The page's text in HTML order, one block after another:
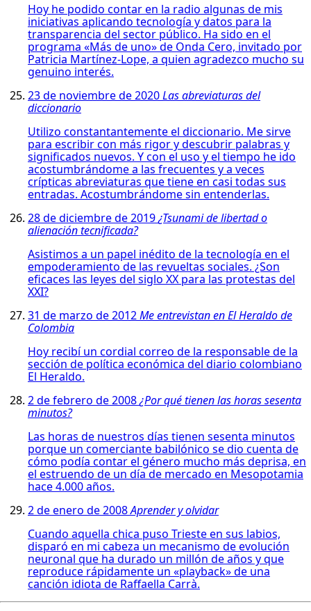
Hoy he podido contar en la radio algunas de mis
iniciativas aplicando tecnología y datos para la
transparencia del sector público. Ha sido en el
programa «Más de uno» de Onda Cero, invitado por
Patricia Martínez-Lope, a quien agradezco mucho su
genuino interés.
23 de noviembre de 2020Las abreviaturas del
diccionario
Utilizo constantantemente el diccionario. Me sirve
para escribir con más rigor y descubrir palabras y
significados nuevos. Y con el uso y el tiempo he ido
acostumbrándome a las frecuentes y a veces
crípticas abreviaturas que tiene en casi todas sus
entradas. Acostumbrándome sin entenderlas.
28 de diciembre de 2019¿Tsunami de libertad o
alienación tecnificada?
Asistimos a un papel inédito de la tecnología en el
empoderamiento de las revueltas sociales. ¿Son
eficaces las leyes del siglo XX para las protestas del
XXI?
31 de marzo de 2012Me entrevistan en El Heraldo de
Colombia
Hoy recibí un cordial correo de la responsable de la
sección de política económica del diario colombiano
El Heraldo.
2 de febrero de 2008¿Por qué tienen las horas sesenta
minutos?
Las horas de nuestros días tienen sesenta minutos
porque un comerciante babilónico se dio cuenta de
cómo podía contar el género mucho más deprisa, en
el estruendo de un día de mercado en Mesopotamia
hace 4.000 años.
2 de enero de 2008Aprender y olvidar
Cuando aquella chica puso Trieste en sus labios,
disparó en mi cabeza un mecanismo de evolución
neuronal que ha durado un millón de años y que
reproduce rápidamente un «playback» de una
canción idiota de Raffaella Carrà.